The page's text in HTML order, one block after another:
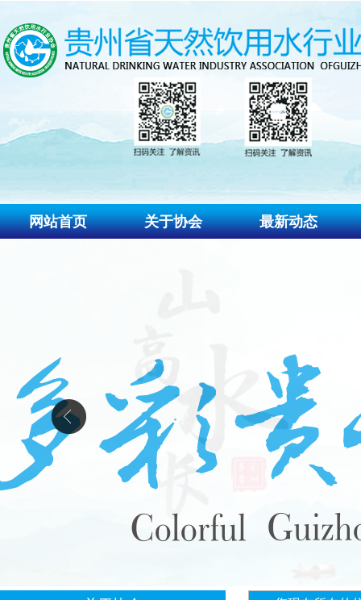
网站首页 关于协会 最新动态